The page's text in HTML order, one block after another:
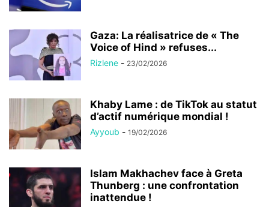
Gaza: La réalisatrice de « The
Voice of Hind » refuses...
Rizlene - 23/02/2026
Khaby Lame : de TikTok au statut
d’actif numérique mondial !
Ayyoub - 19/02/2026
Islam Makhachev face à Greta
Thunberg : une confrontation
inattendue !